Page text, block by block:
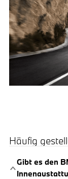
Häufig
Gibt es den